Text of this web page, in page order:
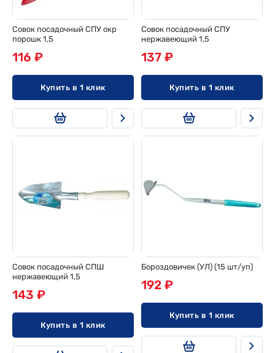
Совок посадочный СПУ окр
порошк 1,5
116 ₽
Купить в 1 клик
Совок посадочный СПУ
нержавеющий 1,5
137 ₽
Купить в 1 клик
Совок посадочный СПШ
нержавеющий 1,5
143 ₽
Купить в 1 клик
Бороздовичек (УЛ) (15 шт/уп)
192 ₽
Купить в 1 клик